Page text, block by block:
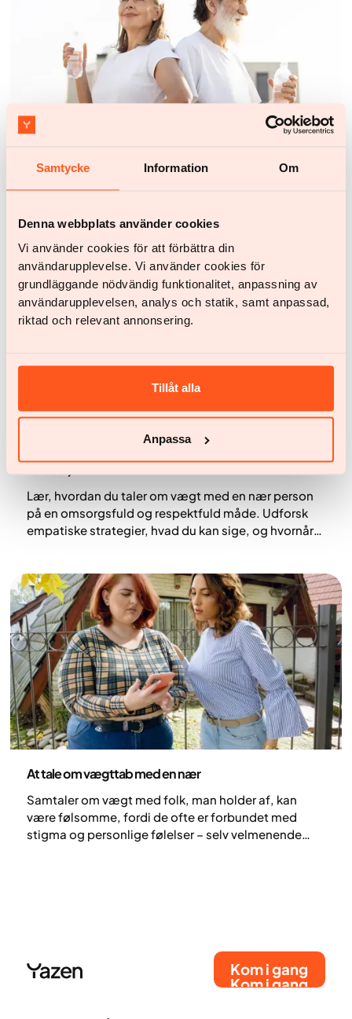
Samtycke Information Om
Denna webbplats använder cookies
Vi använder cookies för att förbättra din
användarupplevelse. Vi använder cookies för
grundläggande nödvändig funktionalitet, anpassning av
användarupplevelsen, analys och statik, samt anpassad,
riktad och relevant annonsering.
Tillåt alla
Anpassa
Sundhed og livsstil
Find det bedste træningsprogram til vægttab – sådan
Lær, hvordan du taler om vægt med en nær person
på en omsorgsfuld og respektfuld måde. Udforsk
empatiske strategier, hvad du kan sige, og hvornår
At tale om vægttab med en nær
Samtaler om vægt med folk, man holder af, kan
være følsomme, fordi de ofte er forbundet med
stigma og personlige følelser – selv velmenende
Kom i gang
Kom i gang